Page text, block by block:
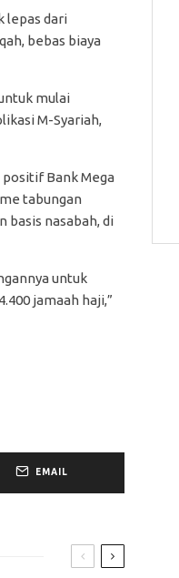
lepas dari
bebas biaya
mulai
M-Syariah,
Bank Mega
tabungan
basis nasabah, di
untuk
jamaah haji,”
EMAIL